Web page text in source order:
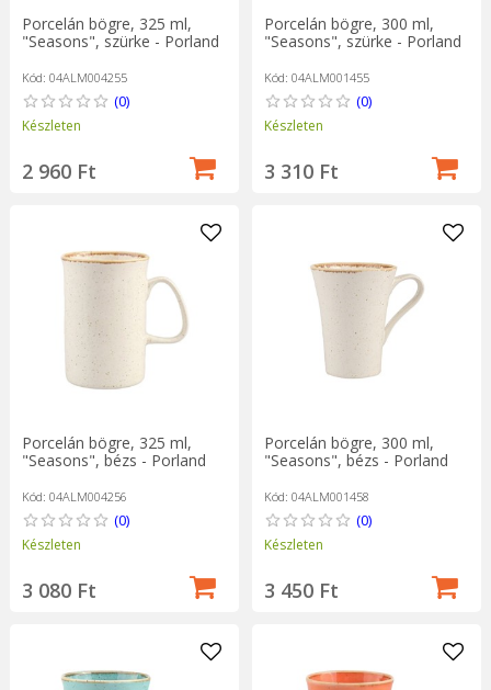
Porcelán bögre, 325 ml,
"Seasons", szürke - Porland
Kód: 04ALM004255
(0)
Készleten
2 960 Ft
Porcelán bögre, 300 ml,
"Seasons", szürke - Porland
Kód: 04ALM001455
(0)
Készleten
3 310 Ft
Porcelán bögre, 325 ml,
"Seasons", bézs - Porland
Kód: 04ALM004256
(0)
Készleten
3 080 Ft
Porcelán bögre, 300 ml,
"Seasons", bézs - Porland
Kód: 04ALM001458
(0)
Készleten
3 450 Ft